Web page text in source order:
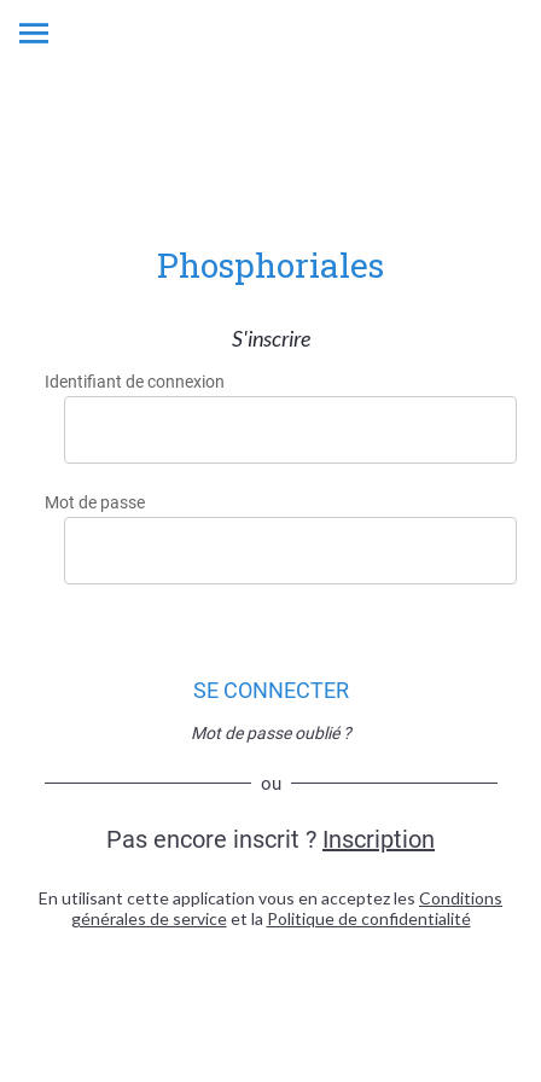
Phosphoriales
S'inscrire
Identifiant de connexion
Mot de passe
SE CONNECTER
Mot de passe oublié ?
ou
Pas encore inscrit ? Inscription
En utilisant cette application vous en acceptez les Conditions
générales de serviceet la Politique de confidentialité